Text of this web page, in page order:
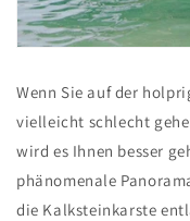
Wenn Sie auf der
vielleicht schlecht
wird es Ihnen besser
phänomenale
die Kalksteinkarste